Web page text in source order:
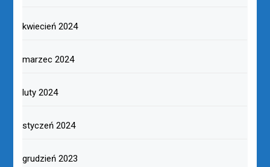
kwiecień 2024
marzec 2024
luty 2024
styczeń 2024
grudzień 2023